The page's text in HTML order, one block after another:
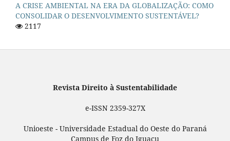
A CRISE AMBIENTAL NA ERA DA GLOBALIZAÇÃO: COMO
CONSOLIDAR O DESENVOLVIMENTO SUSTENTÁVEL?
2117
Revista Direito à Sustentabilidade
e-ISSN 2359-327X
Unioeste - Universidade Estadual do Oeste do Paraná
Campus de Foz do Iguaçu